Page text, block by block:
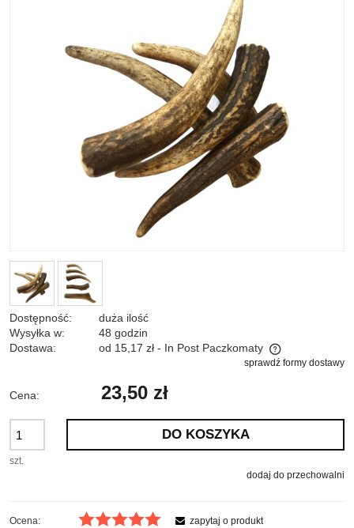
Dostępność:
duża ilość
Wysyłka w:
48 godzin
Dostawa:
od 15,17 zł - In Post Paczkomaty
Cena nie zawiera ewentualnych kosztów płatnościsprawdź formy dostawy
Cena: 23,50 zł
szt.
DO KOSZYKA
dodaj do przechowalni
Ocena:
zapytaj o produkt